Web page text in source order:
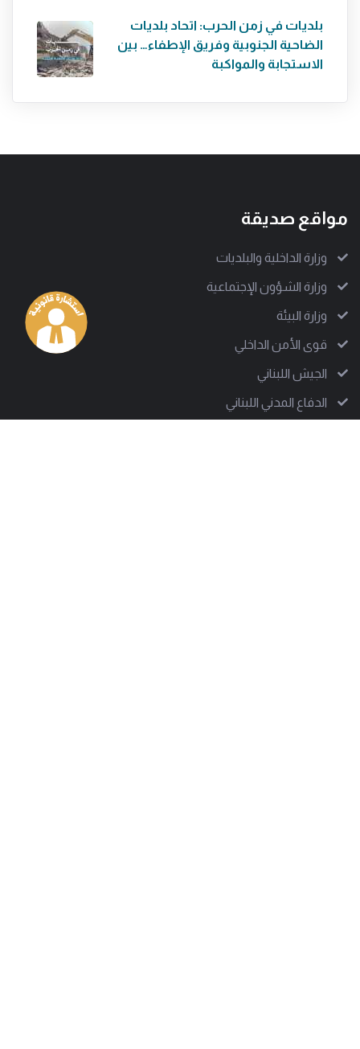
بلديات في زمن الحرب: اتحاد بلديات
الضاحية الجنوبية وفريق الإطفاء… بين
الاستجابة والمواكبة
مواقع صديقة
وزارة الداخلية والبلديات
وزارة الشؤون الإجتماعية
وزارة البيئة
قوى الأمن الداخلي
الجيش اللبناني
الدفاع المدني اللبناني